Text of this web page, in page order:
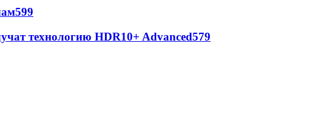
599
технологию HDR10+ Advanced579